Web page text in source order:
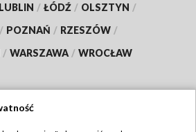
LUBLIN / ŁÓDŹ / OLSZTYN /
/ POZNAŃ / RZESZÓW /
/ WARSZAWA / WROCŁAW